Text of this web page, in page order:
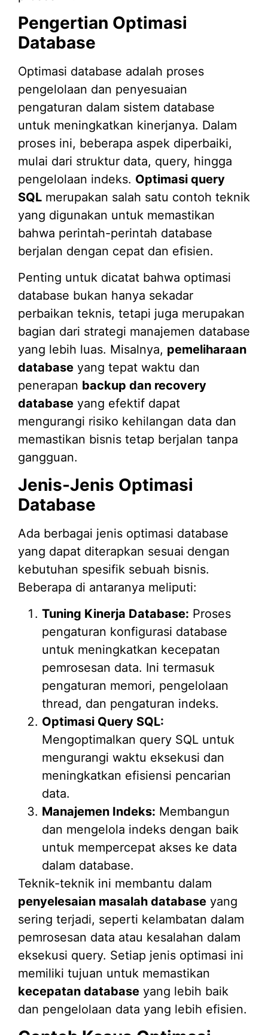
Pengertian Optimasi
Database
Optimasi database adalah proses
pengelolaan dan penyesuaian
pengaturan dalam sistem database
untuk meningkatkan kinerjanya. Dalam
proses ini, beberapa aspek diperbaiki,
mulai dari struktur data, query, hingga
pengelolaan indeks. Optimasi query
SQL merupakan salah satu contoh teknik
yang digunakan untuk memastikan
bahwa perintah-perintah database
berjalan dengan cepat dan efisien.
Penting untuk dicatat bahwa optimasi
database bukan hanya sekadar
perbaikan teknis, tetapi juga merupakan
bagian dari strategi manajemen database
yang lebih luas. Misalnya, pemeliharaan
database yang tepat waktu dan
penerapan backup dan recovery
database yang efektif dapat
mengurangi risiko kehilangan data dan
memastikan bisnis tetap berjalan tanpa
gangguan.
Jenis-Jenis Optimasi
Database
Ada berbagai jenis optimasi database
yang dapat diterapkan sesuai dengan
kebutuhan spesifik sebuah bisnis.
Beberapa di antaranya meliputi:
Tuning Kinerja Database: Proses
pengaturan konfigurasi database
untuk meningkatkan kecepatan
pemrosesan data. Ini termasuk
pengaturan memori, pengelolaan
thread, dan pengaturan indeks.
Optimasi Query SQL:
Mengoptimalkan query SQL untuk
mengurangi waktu eksekusi dan
meningkatkan efisiensi pencarian
data.
Manajemen Indeks: Membangun
dan mengelola indeks dengan baik
untuk mempercepat akses ke data
dalam database.
Teknik-teknik ini membantu dalam
penyelesaian masalah database yang
sering terjadi, seperti kelambatan dalam
pemrosesan data atau kesalahan dalam
eksekusi query. Setiap jenis optimasi ini
memiliki tujuan untuk memastikan
kecepatan database yang lebih baik
dan pengelolaan data yang lebih efisien.